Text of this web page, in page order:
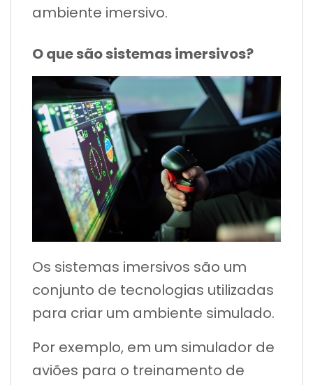
ambiente imersivo.
O que são sistemas imersivos?
Os sistemas imersivos são um
conjunto de tecnologias utilizadas
para criar um ambiente simulado.
Por exemplo, em um simulador de
aviões para o treinamento de